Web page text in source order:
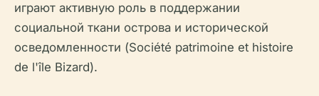
играют активную роль в поддержании
социальной ткани острова и исторической
осведомленности (Société patrimoine et histoire
de l'île Bizard).